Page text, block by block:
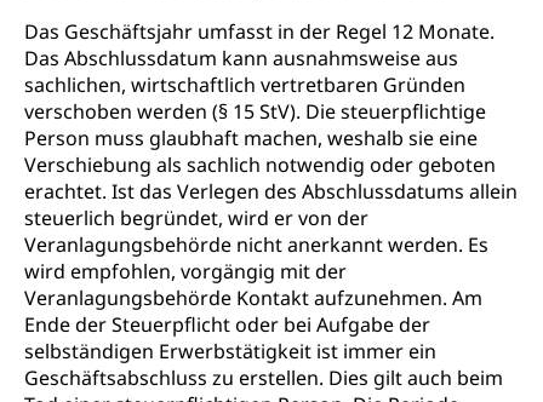
Das Geschäftsjahr umfasst in der Regel 12 Monate.
Das Abschlussdatum kann ausnahmsweise aus
sachlichen, wirtschaftlich vertretbaren Gründen
verschoben werden (§ 15 StV). Die steuerpflichtige
Person muss glaubhaft machen, weshalb sie eine
Verschiebung als sachlich notwendig oder geboten
erachtet. Ist das Verlegen des Abschlussdatums allein
steuerlich begründet, wird er von der
Veranlagungsbehörde nicht anerkannt werden. Es
wird empfohlen, vorgängig mit der
Veranlagungsbehörde Kontakt aufzunehmen. Am
Ende der Steuerpflicht oder bei Aufgabe der
selbständigen Erwerbstätigkeit ist immer ein
Geschäftsabschluss zu erstellen. Dies gilt auch beim